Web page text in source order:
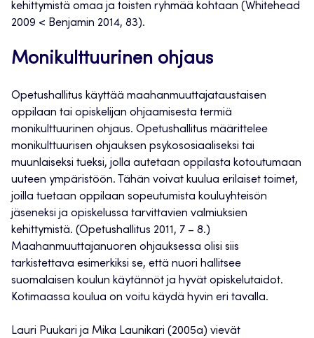
kehittymistä omaa ja toisten ryhmää kohtaan (Whitehead
2009 < Benjamin 2014, 83).
Monikulttuurinen ohjaus
Opetushallitus käyttää maahanmuuttajataustaisen
oppilaan tai opiskelijan ohjaamisesta termiä
monikulttuurinen ohjaus. Opetushallitus määrittelee
monikulttuurisen ohjauksen psykososiaaliseksi tai
muunlaiseksi tueksi, jolla autetaan oppilasta kotoutumaan
uuteen ympäristöön. Tähän voivat kuulua erilaiset toimet,
joilla tuetaan oppilaan sopeutumista kouluyhteisön
jäseneksi ja opiskelussa tarvittavien valmiuksien
kehittymistä. (Opetushallitus 2011, 7 – 8.)
Maahanmuuttajanuoren ohjauksessa olisi siis
tarkistettava esimerkiksi se, että nuori hallitsee
suomalaisen koulun käytännöt ja hyvät opiskelutaidot.
Kotimaassa koulua on voitu käydä hyvin eri tavalla.
Lauri Puukari ja Mika Launikari (2005a) vievät